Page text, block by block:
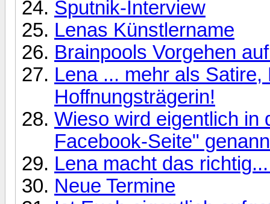
Sputnik-Interview
Lenas Künstlername
Brainpools Vorgehen
Lena ... mehr als
Hoffnungsträgerin!
Wieso wird eigentlich in
Facebook-Seite"
Lena macht das
Neue Termine